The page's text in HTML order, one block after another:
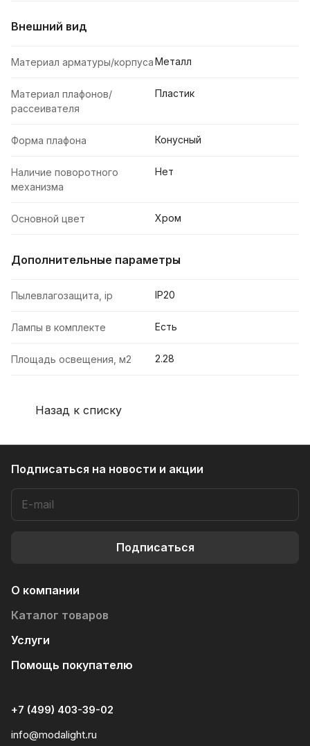
Внешний вид
Материал арматуры/корпусаМеталл
Материал плафонов/
рассеивателя
Пластик
Форма плафона Конусный
Наличие поворотного
механизма
Нет
Основной цвет Хром
Дополнительные параметры
Пылевлагозащита, ip IP20
Лампы в комплекте Есть
Площадь освещения, м2 2.28
Назад к списку
Подписаться на новости и акции
Подписаться
О компании
Каталог товаров
Услуги
Помощь покупателю
+7 (499) 403-39-02
info@modalight.ru